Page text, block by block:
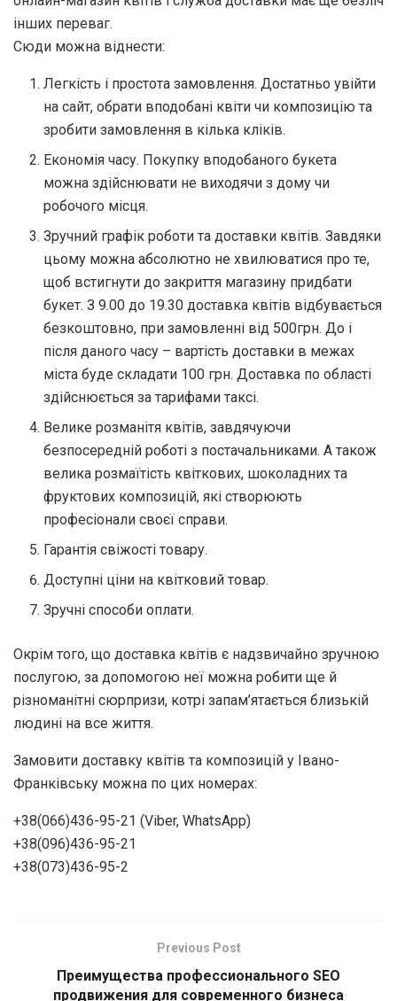
інших переваг.
Сюди можна віднести:
Легкість і простота замовлення. Достатньо увійти
на сайт, обрати вподобані квіти чи композицію та
зробити замовлення в кілька кліків.
Економія часу. Покупку вподобаного букета
можна здійснювати не виходячи з дому чи
робочого місця.
Зручний графік роботи та доставки квітів. Завдяки
цьому можна абсолютно не хвилюватися про те,
щоб встигнути до закриття магазину придбати
букет. З 9.00 до 19.30 доставка квітів відбувається
безкоштовно, при замовленні від 500грн. До і
після даного часу – вартість доставки в межах
міста буде складати 100 грн. Доставка по області
здійснюється за тарифами таксі.
Велике розманітя квітів, завдячуючи
безпосередній роботі з постачальниками. А також
велика розмаїтість квіткових, шоколадних та
фруктових композицій, які створюють
професіонали своєї справи.
Гарантія свіжості товару.
Доступні ціни на квітковий товар.
Зручні способи оплати.
Окрім того, що доставка квітів є надзвичайно зручною
послугою, за допомогою неї можна робити ще й
різноманітні сюрпризи, котрі запам’ятається близькій
людині на все життя.
Замовити доставку квітів та композицій у Івано-
Франківську можна по цих номерах:
+38(066)436-95-21 (Viber, WhatsApp)
+38(096)436-95-21
+38(073)436-95-2
Previous Post
Преимущества профессионального SEO
продвижения для современного бизнеса